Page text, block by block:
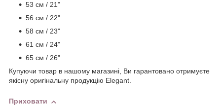
53 см / 21"
56 см / 22"
58 см / 23"
61 см / 24"
65 см / 26"
Купуючи товар в нашому магазині, Ви гарантовано отримуєте
якісну оригінальну продукцію Elegant.
Приховати